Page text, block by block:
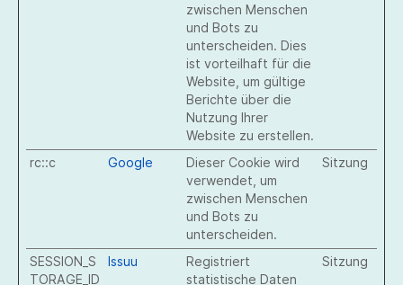
zwischen Menschen
und Bots zu
unterscheiden. Dies
ist vorteilhaft für die
Website, um gültige
Berichte über die
Nutzung Ihrer
Website zu erstellen.
rc::c Google
Dieser Cookie wird
verwendet, um
zwischen Menschen
und Bots zu
unterscheiden.
Sitzung
SESSION_S
TORAGE_ID
Issuu
Registriert
statistische Daten
Sitzung